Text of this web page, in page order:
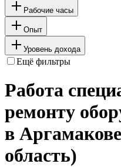
Рабочие часы
Опыт
Уровень дохода
Ещё фильтры
Работа
ремонту
в
область)